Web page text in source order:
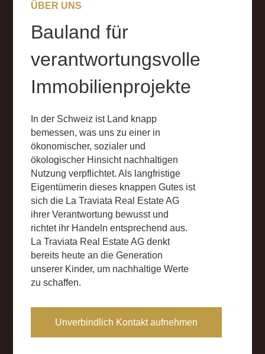
ÜBER UNS
Bauland für
verantwortungsvolle
Immobilienprojekte
In der Schweiz ist Land knapp
bemessen, was uns zu einer in
ökonomischer, sozialer und
ökologischer Hinsicht nachhaltigen
Nutzung verpflichtet. Als langfristige
Eigentümerin dieses knappen Gutes ist
sich die La Traviata Real Estate AG
ihrer Verantwortung bewusst und
richtet ihr Handeln entsprechend aus.
La Traviata Real Estate AG denkt
bereits heute an die Generation
unserer Kinder, um nachhaltige Werte
zu schaffen.
Unverbindlich Kontakt aufnehmen